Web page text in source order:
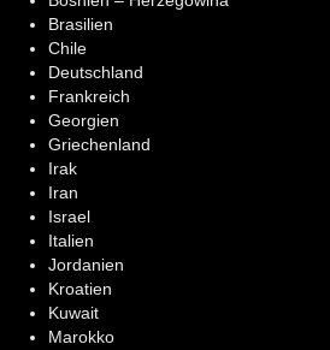
Brasilien
Chile
Deutschland
Frankreich
Georgien
Griechenland
Irak
Iran
Israel
Italien
Jordanien
Kroatien
Kuwait
Marokko